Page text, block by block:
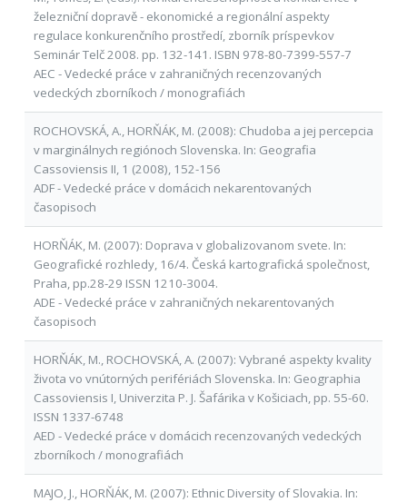
železniční dopravě - ekonomické a regionální aspekty
regulace konkurenčního prostředí, zborník príspevkov
Seminár Telč 2008. pp. 132-141. ISBN 978-80-7399-557-7
AEC - Vedecké práce v zahraničných recenzovaných
vedeckých zborníkoch / monografiách
ROCHOVSKÁ, A., HORŇÁK, M. (2008): Chudoba a jej percepcia
v marginálnych regiónoch Slovenska. In: Geografia
Cassoviensis II, 1 (2008), 152-156
ADF - Vedecké práce v domácich nekarentovaných
časopisoch
HORŇÁK, M. (2007): Doprava v globalizovanom svete. In:
Geografické rozhledy, 16/4. Česká kartografická společnost,
Praha, pp.28-29 ISSN 1210-3004.
ADE - Vedecké práce v zahraničných nekarentovaných
časopisoch
HORŇÁK, M., ROCHOVSKÁ, A. (2007): Vybrané aspekty kvality
života vo vnútorných perifériách Slovenska. In: Geographia
Cassoviensis I, Univerzita P. J. Šafárika v Košiciach, pp. 55-60.
ISSN 1337-6748
AED - Vedecké práce v domácich recenzovaných vedeckých
zborníkoch / monografiách
MAJO, J., HORŇÁK, M. (2007): Ethnic Diversity of Slovakia. In: